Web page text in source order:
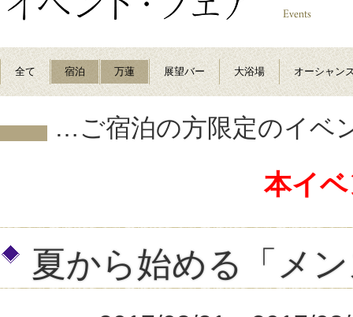
全て 宿泊 万蓮 展望バー 大浴場 オーシャン
…ご宿泊の方限定のイベ
本イ
夏から始める「メ